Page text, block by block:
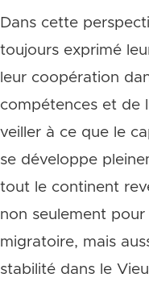
Dans cette
toujours exprimé
leur coopération
compétences et de
veiller à ce que le
se développe
tout le continent
non seulement
migratoire, mais
stabilité dans le